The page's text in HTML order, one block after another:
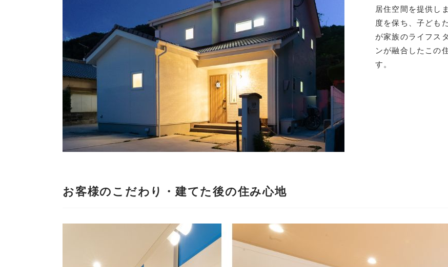
居住空間を提供し
度を保ち、子ども
が家族のライフス
ンが融合したこの
す。
お客様のこだわり・建てた後の住み心地